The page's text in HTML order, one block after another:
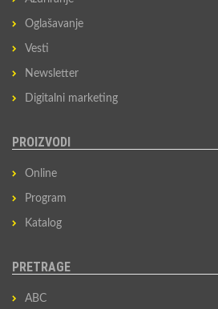
Oglašavanje
Vesti
Newsletter
Digitalni marketing
PROIZVODI
Online
Program
Katalog
PRETRAGE
ABC